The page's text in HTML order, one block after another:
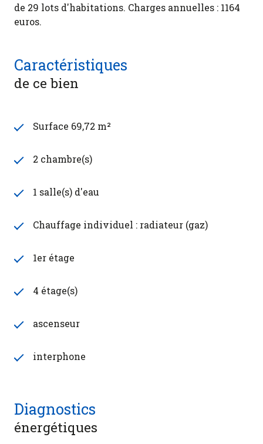
de 29 lots d'habitations. Charges annuelles : 1164
euros.
Caractéristiques
de ce bien
Surface 69,72 m²
2 chambre(s)
1 salle(s) d'eau
Chauffage individuel : radiateur (gaz)
1er étage
4 étage(s)
ascenseur
interphone
Diagnostics
énergétiques